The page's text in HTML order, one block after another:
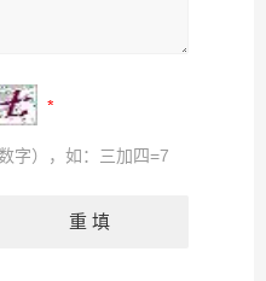
字），如：三加四=7